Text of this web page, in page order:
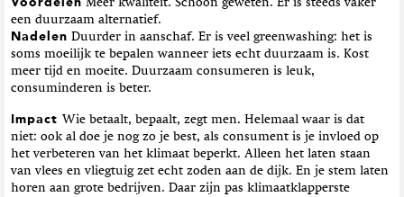
Voordelen Meer kwaliteit. Schoon geweten. Er is steeds vaker
een duurzaam alternatief.
Nadelen Duurder in aanschaf. Er is veel greenwashing: het is
soms moeilijk te bepalen wanneer iets echt duurzaam is. Kost
meer tijd en moeite. Duurzaam consumeren is leuk,
consuminderen is beter.
Impact Wie betaalt, bepaalt, zegt men. Helemaal waar is dat
niet: ook al doe je nog zo je best, als consument is je invloed op
het verbeteren van het klimaat beperkt. Alleen het laten staan
van vlees en vliegtuig zet echt zoden aan de dijk. En je stem laten
horen aan grote bedrijven. Daar zijn pas klimaatklapperste